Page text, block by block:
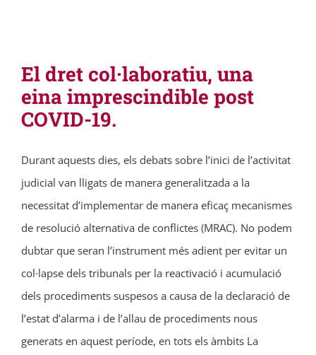
El dret col·laboratiu, una
eina imprescindible post
COVID-19.
Durant aquests dies, els debats sobre l’inici de l’activitat
judicial van lligats de manera generalitzada a la
necessitat d’implementar de manera eficaç mecanismes
de resolució alternativa de conflictes (MRAC). No podem
dubtar que seran l’instrument més adient per evitar un
col·lapse dels tribunals per la reactivació i acumulació
dels procediments suspesos a causa de la declaració de
l’estat d’alarma i de l’allau de procediments nous
generats en aquest període, en tots els àmbits La